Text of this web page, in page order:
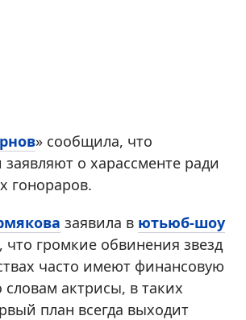
» сообщила, что
о харассменте ради
гонораров.
заявила в ютьюб-шоу
, что громкие обвинения звезд
часто имеют финансовую
словам актрисы, в таких
план всегда выходит